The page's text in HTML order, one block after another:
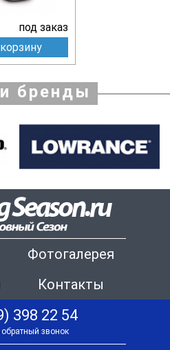
под заказ
бренды
Фотогалерея
Контакты
398 22 54
обратный звонок